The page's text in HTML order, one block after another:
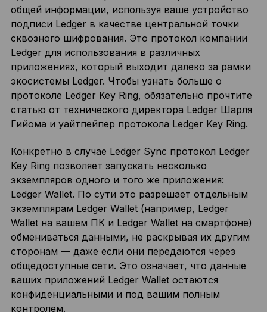
общей информации, используя ваше устройство
подписи Ledger в качестве центральной точки
сквозного шифрования. Это протокол компании
Ledger для использования в различных
приложениях, который выходит далеко за рамки
экосистемы Ledger. Чтобы узнать больше о
протоколе Ledger Key Ring, обязательно прочтите
статью от технического директора Ledger Шарля
Гийома и уайтпейпер протокола Ledger Key Ring.
Конкретно в случае Ledger Sync протокол Ledger
Key Ring позволяет запускать несколько
экземпляров одного и того же приложения:
Ledger Wallet. По сути это разрешает отдельным
экземплярам Ledger Wallet (например, Ledger
Wallet на вашем ПК и Ledger Wallet на смартфоне)
обмениваться данными, не раскрывая их другим
сторонам — даже если они передаются через
общедоступные сети. Это означает, что данные
ваших приложений Ledger Wallet остаются
конфиденциальными и под вашим полным
контролем.